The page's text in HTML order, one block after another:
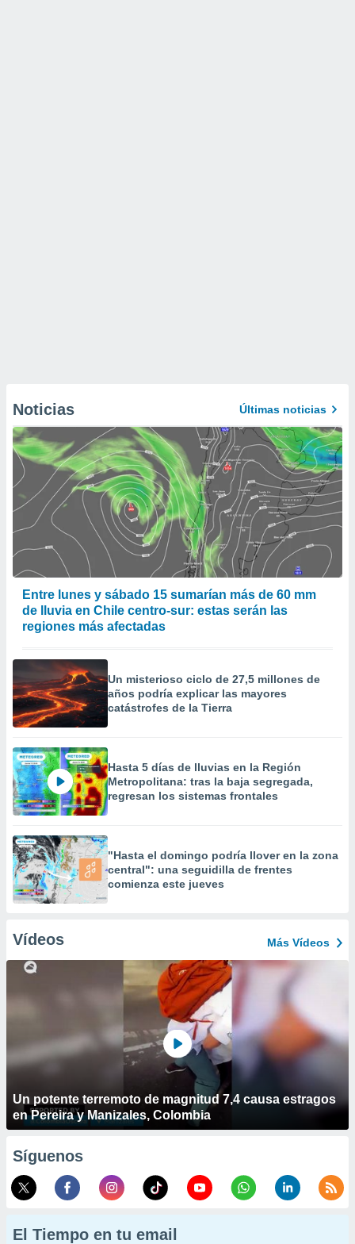
Noticias Últimas noticias
Entre lunes y sábado 15 sumarían más de 60 mm
de lluvia en Chile centro-sur: estas serán las
regiones más afectadas
Un misterioso ciclo de 27,5 millones de
años podría explicar las mayores
catástrofes de la Tierra
Hasta 5 días de lluvias en la Región
Metropolitana: tras la baja segregada,
regresan los sistemas frontales
"Hasta el domingo podría llover en la zona
central": una seguidilla de frentes
comienza este jueves
Vídeos Más Vídeos
Un potente terremoto de magnitud 7,4 causa estragos
en Pereira y Manizales, Colombia
Síguenos
El Tiempo en tu email